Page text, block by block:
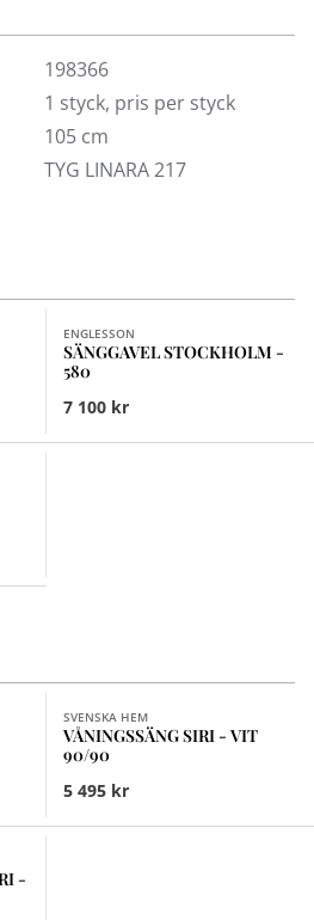
ange vilken DUX
ska anpassas till i
Tillverkaren anpassar
du har valt, så höjd
Vid eventuella frågor
198366
1 styck, pris per styck
105 cm
TYG LINARA 217
(16)
ENGLESSON
SÄNGGAVEL STOCKHOLM -
580
7 100 kr
(3)
SVENSKA HEM
VÅNINGSSÄNG SIRI - VIT
90/90
5 495 kr
-